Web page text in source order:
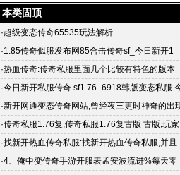
传奇在国内正式上线
本类固顶
·超级变态传奇65535玩法解析
·1.85传奇似服发布网85合击传奇sf_今日新开1
·热血传奇:传奇私服里面几个比较有特色的版本
·今日新开私服传奇 sf1.76_6918韩版变态私服
晚新开传奇私服
·新开网通变态传奇网站,曾经夜三更时神奇的出
在网吧里端:新开网通变
·传奇私服1.76复,传奇私服1.76复古版 古版,玩家
们将可以有更多的
·找新开热血传奇私服:找新开热血传奇私服,并且
玩的过程中方式方法也存
·4、俺中变传奇手游开服表孟安波流进%每天零